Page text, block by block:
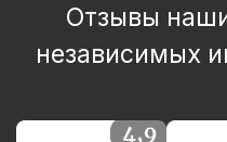
Отзывы
независимых